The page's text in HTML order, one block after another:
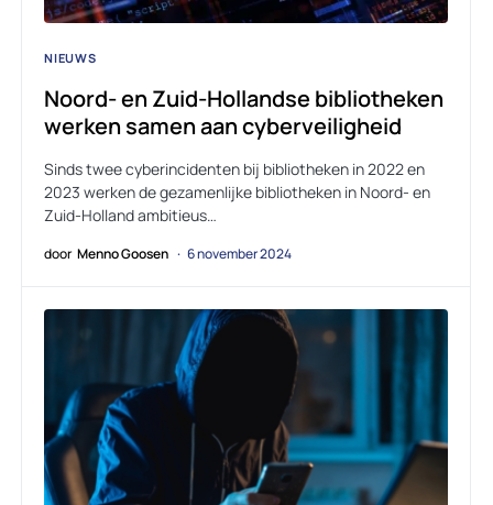
NIEUWS
Noord- en Zuid-Hollandse bibliotheken
werken samen aan cyberveiligheid
Sinds twee cyberincidenten bij bibliotheken in 2022 en
2023 werken de gezamenlijke bibliotheken in Noord- en
Zuid-Holland ambitieus…
door Menno Goosen 6 november 2024